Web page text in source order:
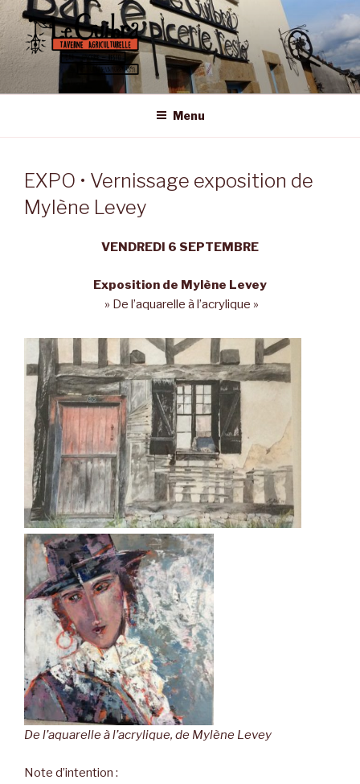
Aller
au
contenu
principal
LE GUIBRA – ST SULPICE LA
Taverne Agriculturelle • Bar – Epicerie – Resto
Menu
EXPO • Vernissage exposition de
Mylène Levey
VENDREDI 6 SEPTEMBRE
Exposition de Mylène Levey
» De l’aquarelle à l’acrylique »
De l’aquarelle à l’acrylique, de Mylène Levey
Note d’intention :